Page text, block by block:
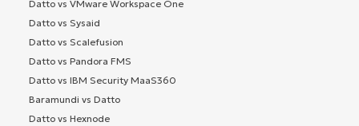
Datto vs VMware Workspace One
Datto vs Sysaid
Datto vs Scalefusion
Datto vs Pandora FMS
Datto vs IBM Security MaaS360
Baramundi vs Datto
Datto vs Hexnode